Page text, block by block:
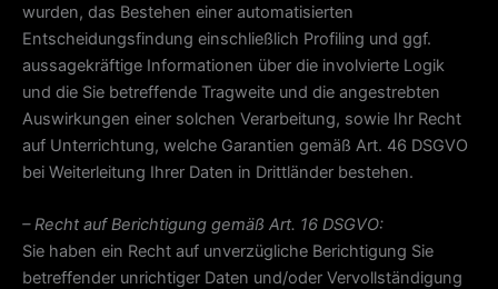
wurden, das Bestehen einer automatisierten
Entscheidungsfindung einschließlich Profiling und ggf.
aussagekräftige Informationen über die involvierte Logik
und die Sie betreffende Tragweite und die angestrebten
Auswirkungen einer solchen Verarbeitung, sowie Ihr Recht
auf Unterrichtung, welche Garantien gemäß Art. 46 DSGVO
bei Weiterleitung Ihrer Daten in Drittländer bestehen.
– Recht auf Berichtigung gemäß Art. 16 DSGVO:
Sie haben ein Recht auf unverzügliche Berichtigung Sie
betreffender unrichtiger Daten und/oder Vervollständigung